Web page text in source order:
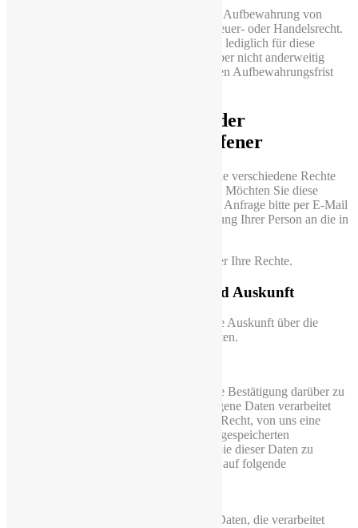
In einigen Fällen sieht der Gesetzgeber die Aufbewahrung von
personenbezogenen Daten vor, etwa im Steuer- oder Handelsrecht.
In diesen Fällen werden die Daten von uns lediglich für diese
gesetzlichen Zwecke weiter gespeichert, aber nicht anderweitig
verarbeitet und nach Ablauf der gesetzlichen Aufbewahrungsfrist
5 Ihre Rechte als von der
Datenverarbeitung Betroffener
Nach den anwendbaren Gesetzen haben Sie verschiedene Rechte
bezüglich Ihrer personenbezogenen Daten. Möchten Sie diese
Rechte geltend machen, so richten Sie Ihre Anfrage bitte per E-Mail
oder per Post unter eindeutiger Identifizierung Ihrer Person an die in
Nachfolgend finden Sie eine Übersicht über Ihre Rechte.
5.1 Recht auf Bestätigung und Auskunft
Sie haben das Recht auf eine übersichtliche Auskunft über die
Verarbeitung Ihrer personenbezogenen Daten.
Sie haben jederzeit das Recht, von uns eine Bestätigung darüber zu
erhalten, ob Sie betreffende personenbezogene Daten verarbeitet
werden. Ist dies der Fall, so haben Sie das Recht, von uns eine
unentgeltliche Auskunft über die zu Ihnen gespeicherten
personenbezogenen Daten nebst einer Kopie dieser Daten zu
verlangen. Des Weiteren besteht ein Recht auf folgende
die Kategorien personenbezogener Daten, die verarbeitet